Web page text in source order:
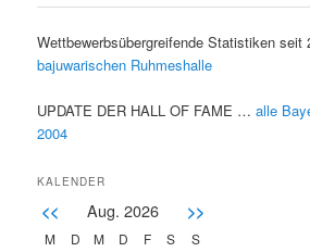
Wettbewerbsübergreifende Statistiken
bajuwarischen Ruhmeshalle
UPDATE DER HALL OF FAME …alle
2004
KALENDER
<< Aug. 2026 >>
M D M D F S
S